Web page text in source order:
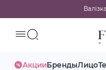
АкцииБрендыЛицо